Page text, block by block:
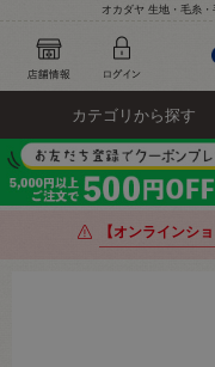
オカダヤ 生地・毛糸
カテゴリから探す
【オンラインシ